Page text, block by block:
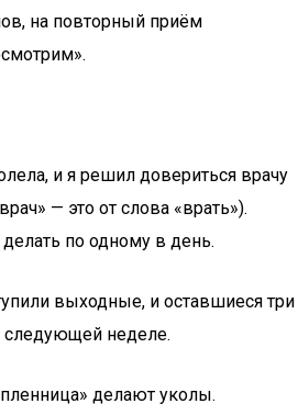
на повторный приём
и я решил довериться врачу
— это от слова «врать»).
по одному в день.
выходные, и оставшиеся три
следующей неделе.
делают уколы.